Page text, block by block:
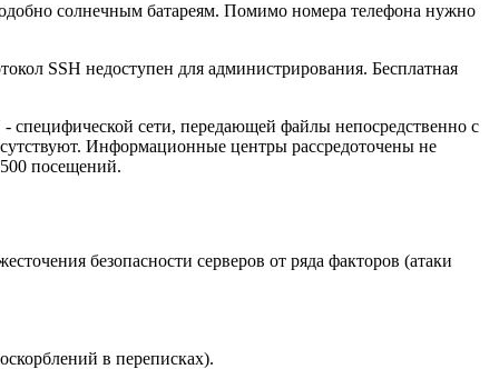
солнечным батареям. Помимо номера телефона нужно
SSH недоступен для администрирования. Бесплатная
специфической сети, передающей файлы непосредственно с
Информационные центры рассредоточены не
посещений.
безопасности серверов от ряда факторов (атаки
в переписках).